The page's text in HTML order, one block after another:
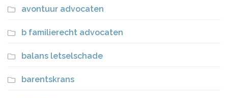
avontuur advocaten
b familierecht advocaten
balans letselschade
barentskrans